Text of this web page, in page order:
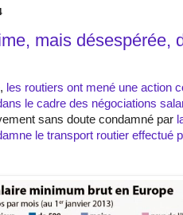
mais désespérée,
les routiers ont mené une action
le cadre des négociations
sans doute condamné par
le transport routier effectué